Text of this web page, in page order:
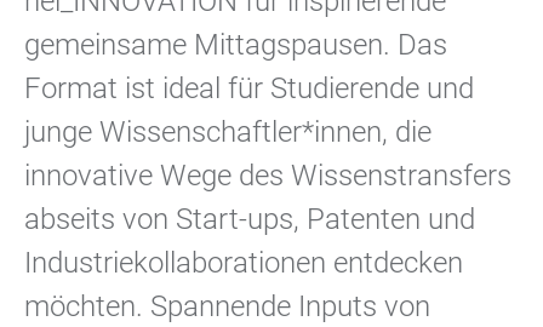
gemeinsame Mittagspausen. Das
Format ist ideal für Studierende und
junge Wissenschaftler*innen, die
innovative Wege des Wissenstransfers
abseits von Start-ups, Patenten und
Industriekollaborationen entdecken
möchten. Spannende Inputs von